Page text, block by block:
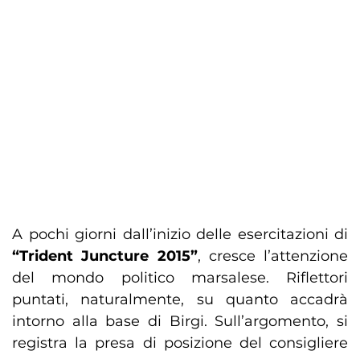
A pochi giorni dall’inizio delle esercitazioni di
“Trident Juncture 2015”, cresce l’attenzione
del mondo politico marsalese. Riflettori
puntati, naturalmente, su quanto accadrà
intorno alla base di Birgi. Sull’argomento, si
registra la presa di posizione del consigliere